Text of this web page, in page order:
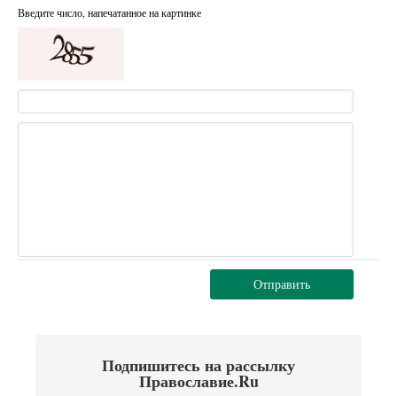
Введите число, напечатанное на картинке
Отправить
Подпишитесь на рассылку
Православие.Ru